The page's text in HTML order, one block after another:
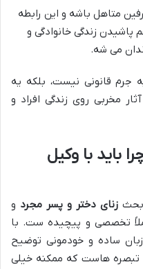
متاهل باشه و این رابطه
پاشیدن زندگی خانوادگی و
می شه.
قانونی نیست، بلکه یه
مخربی روی زندگی افراد و
باید با وکیل
بحثزنای دختر و پسر مجرد و
تخصصی و پیچیده ست. با
ساده و خودمونی توضیح
و تبصره هاست که ممکنه خیلی